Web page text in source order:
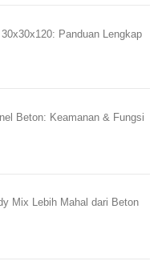
Panduan Lengkap
Beton: Keamanan & Fungsi
Mix Lebih Mahal dari Beton